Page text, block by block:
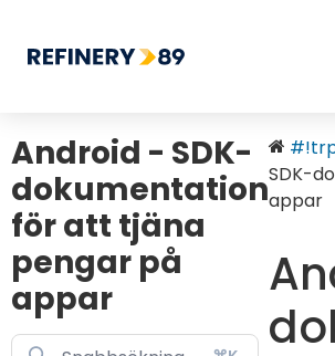
Android - SDK-
dokumentation
för att tjäna
pengar på
appar
SDK-
appar